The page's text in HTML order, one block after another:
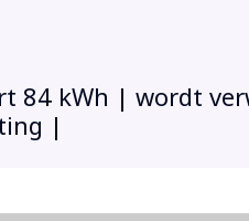
84 kWh | wordt
|